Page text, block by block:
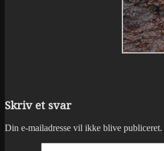
Skriv et svar
Din e-mailadresse vil ikke blive publiceret.